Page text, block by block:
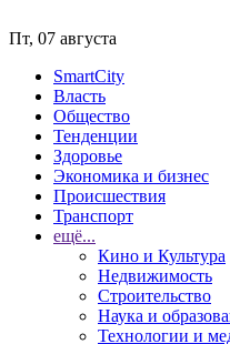
Пт, 07 августа
SmartCity
Власть
Общество
Тенденции
Здоровье
Экономика и бизнес
Происшествия
Транспорт
ещё...
Кино и Культура
Недвижимость
Строительство
Наука и
Технологии и